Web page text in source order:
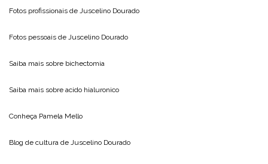
Fotos profissionais de Juscelino Dourado
Fotos pessoais de Juscelino Dourado
Saiba mais sobre bichectomia
Saiba mais sobre acido hialuronico
Conheça Pamela Mello
Blog de cultura de Juscelino Dourado